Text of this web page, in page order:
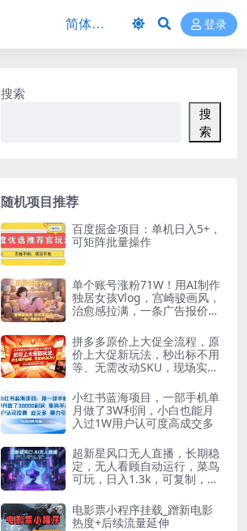
登录
搜索
搜
索
随机项目推荐
百度掘金项目：单机日入5+，
可矩阵批量操作
单个账号涨粉71W！用AI制作
独居女孩Vlog，宫崎骏画风，
治愈感拉满，一条广告报价3
拼多多原价上大促全流程，原
价上大促新玩法，秒出标不用
等、无需改动SKU，现场实操
小红书蓝海项目，一部手机单
月做了3W利润，小白也能月
入过1W用户认可度高成交多
超新星风口无人直播，长期稳
定，无人看顾自动运行，菜鸟
可玩，日入1.3k，可复制，批
电影票小程序挂载_蹭新电影
热度+后续流量延伸